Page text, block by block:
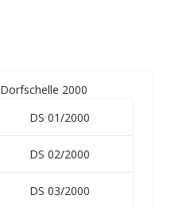
Dorfschelle 2000
DS 01/2000
DS 02/2000
DS 03/2000